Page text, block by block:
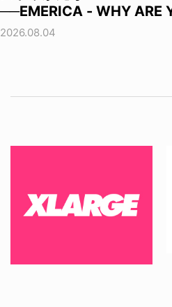
──EMERICA - WHY ARE
2026.08.04